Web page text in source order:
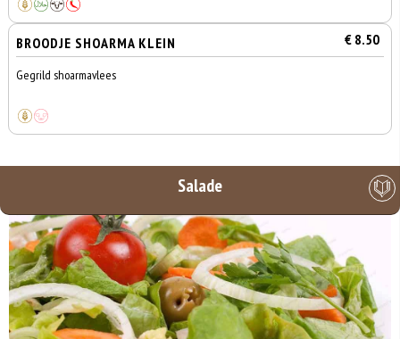
BROODJE SHOARMA KLEIN € 8.50
Gegrild shoarmavlees
Salade